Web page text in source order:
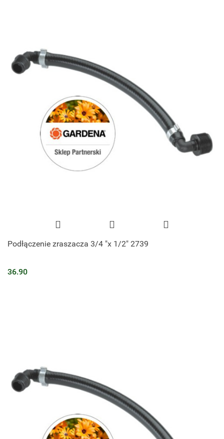
Podłączenie zraszacza 3/4 "x 1/2" 2739
36.90